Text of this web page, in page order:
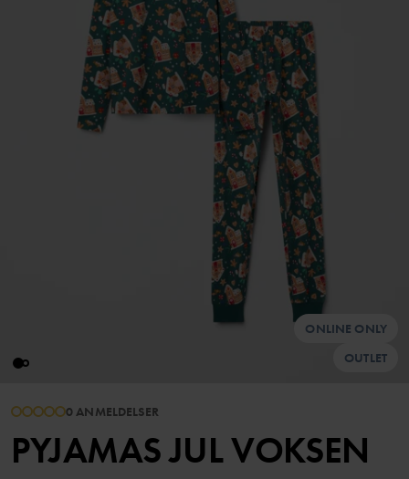
ONLINE ONLY
OUTLET
0 ANMELDELSER
PYJAMAS JUL VOKSEN